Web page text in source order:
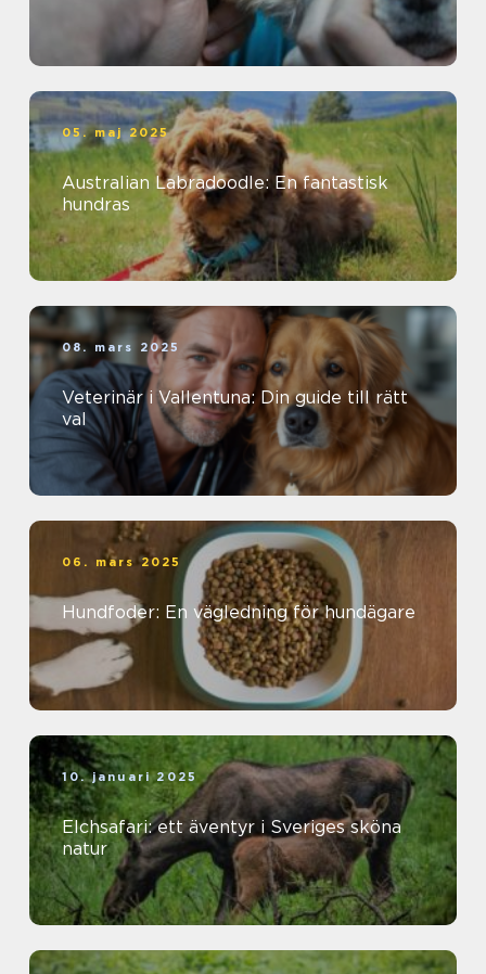
05. maj 2025
Australian Labradoodle: En fantastisk
hundras
08. mars 2025
Veterinär i Vallentuna: Din guide till rätt
val
06. mars 2025
Hundfoder: En vägledning för hundägare
10. januari 2025
Elchsafari: ett äventyr i Sveriges sköna
natur